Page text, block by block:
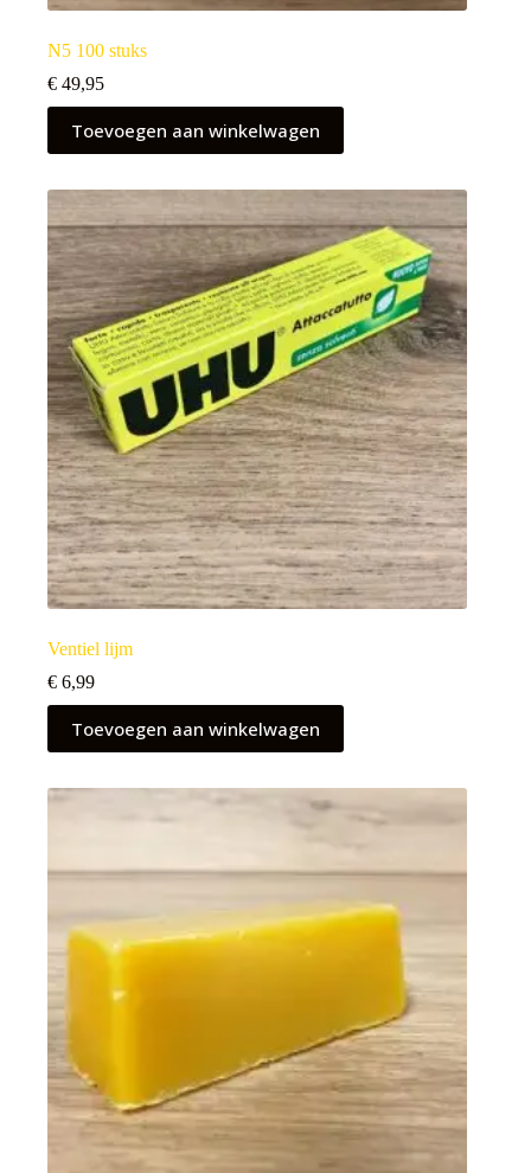
N5 100 stuks
€ 49,95
Toevoegen aan winkelwagen
Ventiel lijm
€ 6,99
Toevoegen aan winkelwagen